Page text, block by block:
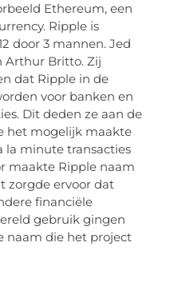
Ethereum, een
Ripple is
door 3 mannen. Jed
Arthur Britto. Zij
dat Ripple in de
voor banken en
Dit deden ze aan de
het mogelijk maakte
la minute transacties
maakte Ripple naam
zorgde ervoor dat
financiële
gebruik gingen
naam die het project